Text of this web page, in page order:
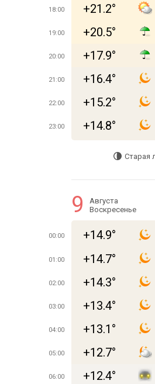
18:00 +21.2°
19:00 +20.5°
20:00 +17.9°
21:00 +16.4°
22:00 +15.2°
23:00 +14.8°
Старая
9
Августа
Воскресенье
00:00 +14.9°
01:00 +14.7°
02:00 +14.3°
03:00 +13.4°
04:00 +13.1°
05:00 +12.7°
06:00 +12.4°